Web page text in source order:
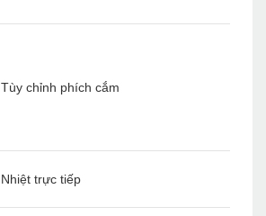
Tùy chỉnh phích cắm
Nhiệt trực tiếp